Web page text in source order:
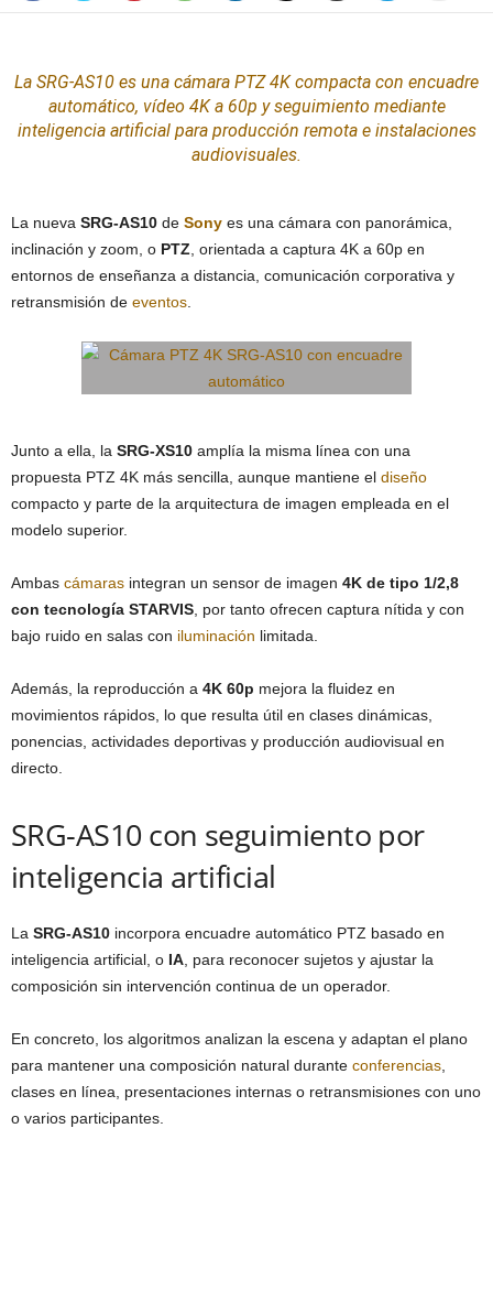
La SRG-AS10 es una cámara PTZ4K compacta con encuadre
automático, vídeo 4K a 60p y seguimiento mediante
inteligencia artificialpara producción remota e instalaciones
audiovisuales.
La nueva SRG-AS10 de Sony es una cámara con panorámica,
inclinación y zoom, o PTZ , orientada a captura 4K a 60p en
entornos de enseñanza a distancia, comunicación corporativa y
retransmisión de eventos
Junto a ella, la SRG-XS10 amplía la misma línea con una
propuesta PTZ 4K más sencilla, aunque mantiene el diseño
compacto y parte de la arquitectura de imagen empleada en el
modelo superior.
Ambas cámaras integran un sensor de imagen 4K de tipo 1/2,8
con tecnología STARVIS , por tanto ofrecen captura nítida y con
bajo ruido en salas con iluminación limitada.
Además, la reproducción a 4K 60p mejora la fluidez en
movimientos rápidos, lo que resulta útil en clases dinámicas,
ponencias, actividades deportivas y producción audiovisual en
directo.
SRG-AS10 con seguimiento por
inteligencia artificial
La SRG-AS10 incorpora encuadre automático PTZ basado en
inteligencia artificial, o IA , para reconocer sujetos y ajustar la
composición sin intervención continua de un operador.
En concreto, los algoritmos analizan la escena y adaptan el plano
para mantener una composición natural durante conferencias
clases en línea, presentaciones internas o retransmisiones con uno
o varios participantes.